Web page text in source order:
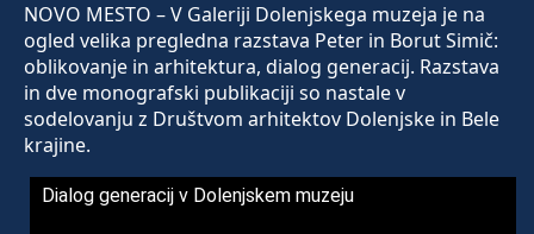
NOVO MESTO – V Galeriji Dolenjskega muzeja je na
ogled velika pregledna razstava Peter in Borut Simič:
oblikovanje in arhitektura, dialog generacij. Razstava
in dve monografski publikaciji so nastale v
sodelovanju z Društvom arhitektov Dolenjske in Bele
krajine.
Dialog generacij v Dolenjskem muzeju